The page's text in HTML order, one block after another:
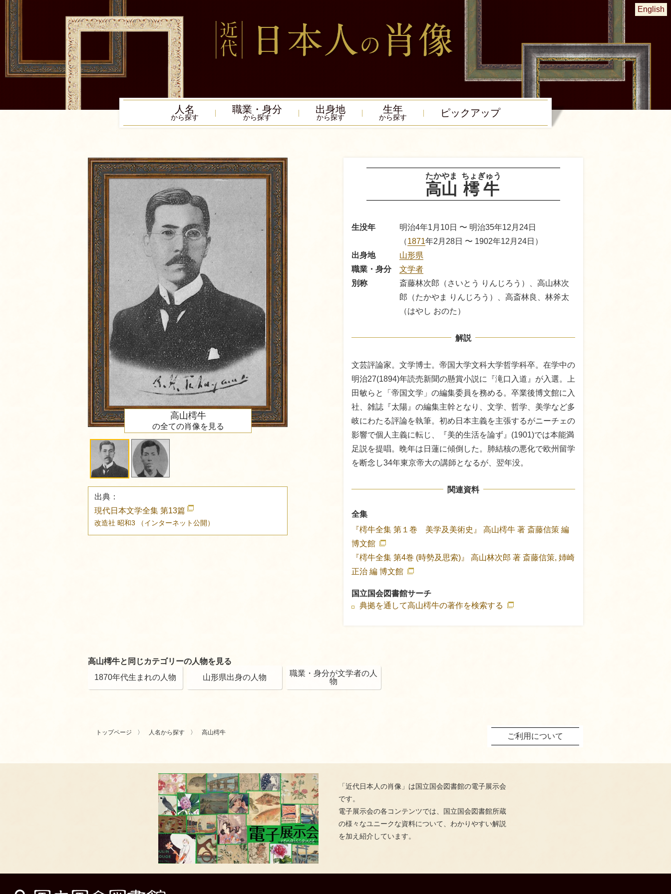
English
人名
から探す
職業・身分
から探す
出身地
から探す
生年
から探す ピック アップ
高山
たかやま
樗牛
ちょぎゅう
生没年
明治4年1月10日 〜 明治35年12月24日
（1871年2月28日 〜 1902年12月24日）
出身地
山形県
職業・身分
文学者
別称
斎藤林次郎（さいとう りんじろう）、高山林次
郎（たかやま りんじろう）、高斎林良、林斧太
（はやし おのた）
解説
文芸評論家。文学博士。帝国大学文科大学哲学科卒。在学中の
明治27(1894)年読売新聞の懸賞小説に『滝口入道』が入選。上
田敏らと「帝国文学」の編集委員を務める。卒業後博文館に入
社、雑誌『太陽』の編集主幹となり、文学、哲学、美学など多
岐にわたる評論を執筆。初め日本主義を主張するがニーチェの
影響で個人主義に転じ、『美的生活を論ず』(1901)では本能満
足説を提唱。晩年は日蓮に傾倒した。肺結核の悪化で欧州留学
を断念し34年東京帝大の講師となるが、翌年没。
関連資料
全集
『樗牛全集 第１巻 美学及美術史』
高山樗牛 著 斎藤信策 編
博文館
『樗牛全集 第4巻 (時勢及思索)』
高山林次郎 著 斎藤信策, 姉崎
正治 編 博文館
国立国会図書館サーチ
典拠を通して高山樗牛の著作を検索する
高山樗牛
の全ての肖像を見る
出典：
現代日本文学全集 第13篇
改造社 昭和3 （インターネット公開）
高山樗牛と同じカテゴリーの人物を見る
1870年代生まれの人物
山形県出身の人物
職業・身分が文学者の人
物
トップページ 人名から探す 高山樗牛 ご利用について
「近代日本人の肖像」は国立国会図書館の電子展示会
です。
電子展示会の各コンテンツでは、国立国会図書館所蔵
の様々なユニークな資料について、わかりやすい解説
を加え紹介しています。